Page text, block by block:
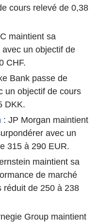
cours relevé de 0,38
maintient sa
un objectif de
CHF.
Bank passe de
un objectif de cours
DKK.
: JP Morgan maintient
avec un
315 à 290 EUR.
maintient sa
de marché
réduit de 250 à 238
Group maintient